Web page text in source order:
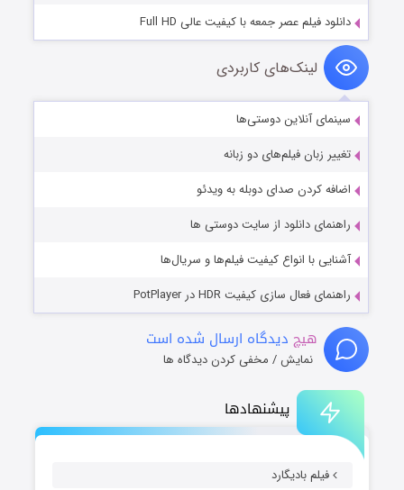
پیشنهادها
فیلم بادیگارد
دانلود فیلم عصر جمعه با کیفیت عالی Full HD
لینک‌های کاربردی
سینمای آنلاین دوستی‌ها
تغییر زبان فیلم‌های دو زبانه
اضافه کردن صدای دوبله به ویدئو
راهنمای دانلود از سایت دوستی ها
آشنایی با انواع کیفیت فیلم‌ها و سریال‌ها
راهنمای فعال سازی کیفیت HDR در PotPlayer
هیچ دیدگاه ارسال شده است
نمایش / مخفی کردن دیدگاه ها